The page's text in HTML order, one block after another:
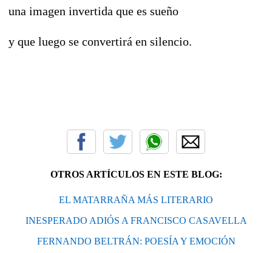
una imagen invertida que es sueño
y que luego se convertirá en silencio.
OTROS ARTÍCULOS EN ESTE BLOG:
EL MATARRAÑA MÁS LITERARIO
INESPERADO ADIÓS A FRANCISCO CASAVELLA
FERNANDO BELTRÁN: POESÍA Y EMOCIÓN